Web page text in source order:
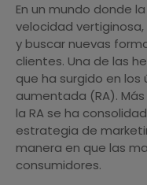
En un mundo donde
velocidad
y buscar nuevas
clientes. Una de las
que ha surgido en
aumentada (RA).
la RA se ha
estrategia de
manera en que las
consumidores.